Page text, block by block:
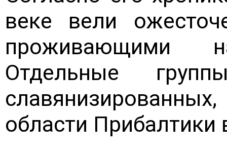
веке вели
проживающими
Отдельные
области Прибалтики